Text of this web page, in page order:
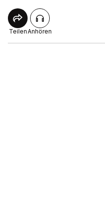
TeilenAnhören